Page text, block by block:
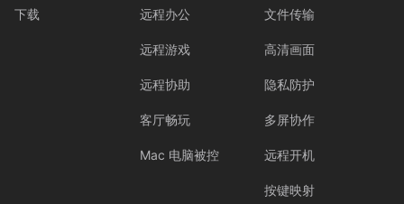
下载 远程办公
远程游戏
远程协助
客厅畅玩
Mac 电脑被控
文件传输
高清画面
隐私防护
多屏协作
远程开机
按键映射